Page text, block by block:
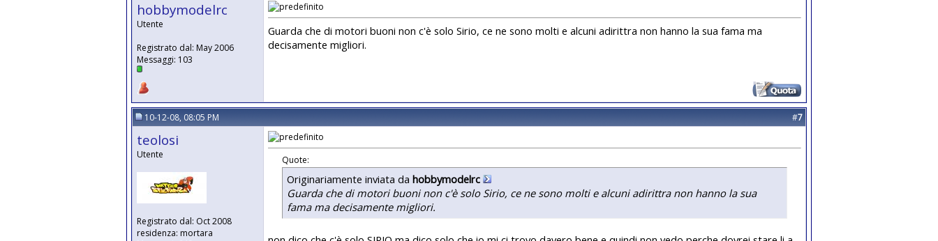
hobbymodelrc
Utente
Registrato dal: May 2006
Messaggi: 103
Guarda che di motori buoni non c'è solo Sirio, ce ne sono molti e alcuni adirittra non hanno la sua fama ma
decisamente migliori.
10-12-08, 08:05 PM #7
teolosi
Utente
Registrato dal: Oct 2008
residenza: mortara
Quote:
Originariamente inviata da hobbymodelrc
Guarda che di motori buoni non c'è solo Sirio, ce ne sono molti e alcuni adirittra non hanno la sua
fama ma decisamente migliori.